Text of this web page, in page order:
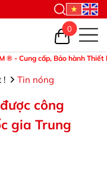
cấp, Bảo hành Thiết bị
0
! Tin nóng
công
gia Trung